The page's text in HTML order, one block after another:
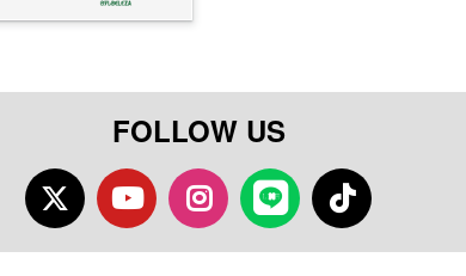
FOLLOW US
TwitterYoutubeInstagram
LINE TikTok